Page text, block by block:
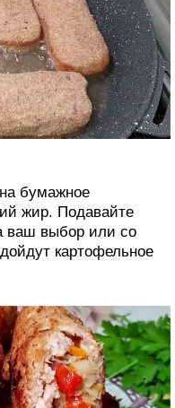
бумажное
жир. Подавайте
ваш выбор или со
картофельное